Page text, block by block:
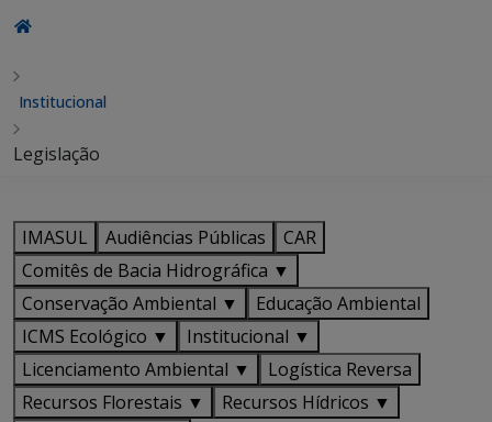
Institucional
Legislação
IMASUL Audiências Públicas
CAR
Comitês de Bacia Hidrográfica ▼
Conservação Ambiental ▼
Educação Ambiental
ICMS Ecológico ▼
Institucional ▼
Licenciamento Ambiental ▼
Logística Reversa
Recursos Florestais ▼
Recursos Hídricos ▼